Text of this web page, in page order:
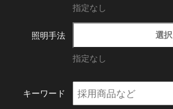
指定なし
照明手法 選択
指定なし
キーワード